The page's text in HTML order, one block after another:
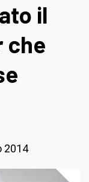
il
che
2014